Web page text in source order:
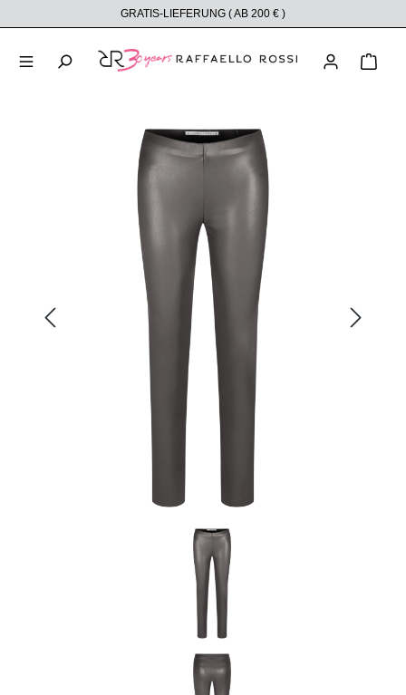
GRATIS-LIEFERUNG ( AB 200 € )